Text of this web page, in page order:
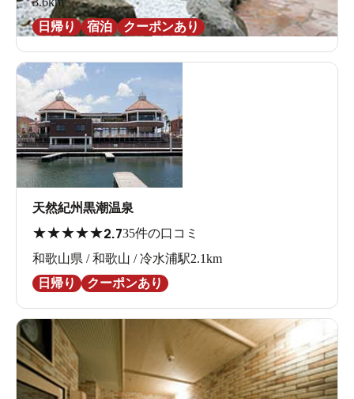
日帰り
宿泊 クーポンあり
天然紀州黒潮温泉
★★★★★2.735件の口コミ
和歌山県 / 和歌山 / 冷水浦駅2.1km
日帰り
クーポンあり